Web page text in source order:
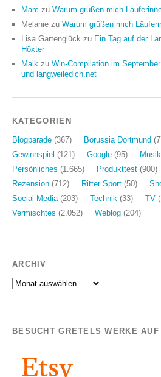
Marc zu Warum grüßen mich
Melanie zu Warum grüßen mich
Lisa Gartenglück zu Ein Tag auf der
Höxter
Maik zu Win-Compilation im
und langweiledich.net
KATEGORIEN
Blogparade (367) Borussia Dortmund
Gewinnspiel (121) Google (95) Musik
Persönliches (1.665) Produkttest (900)
Rezension (712) Ritter Sport (50)
Social Media (203) Technik (33) TV
Vermischtes (2.052) Weblog (204)
ARCHIV
Archiv
BESUCHT GRETELS WERKE